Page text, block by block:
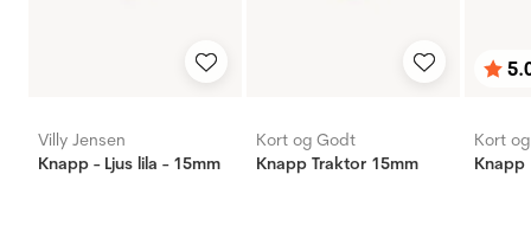
Villy Jensen
Knapp - Ljus lila - 15mm
Kort og Godt
Knapp Traktor 15mm
utav
Kort
Knapp